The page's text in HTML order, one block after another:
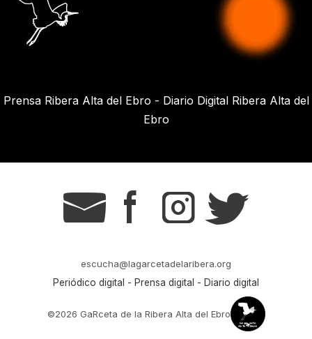
Prensa Ribera Alta del Ebro - Diario Digital Ribera Alta del
Ebro
g s t r
escucha@lagarcetadelaribera.org
Periódico digital - Prensa digital - Diario digital
©2026 GaRceta de la Ribera Alta del Ebro